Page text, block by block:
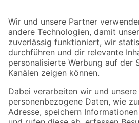
Der toom Newsletter: Keine Angebote und
Zur Newsletter Anmeldung
Folge uns
Zahlungsarten